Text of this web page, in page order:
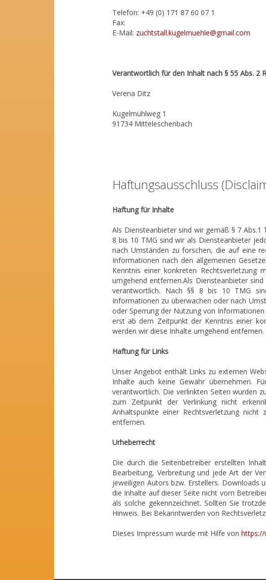
Telefon: +49 (0) 171 87 60 07 1
Fax:
E-Mail: zuchtstall.kugelmuehle@gmail.com
Verantwortlich für den Inhalt nach § 55 Abs. 2
Verena Ditz
Kugelmühlweg 1
91734 Mitteleschenbach
Haftungsausschluss
Haftung für Inhalte
Als Diensteanbieter sind wir gemäß § 7
8 bis 10 TMG sind wir als Diensteanbieter
nach Umständen zu forschen, die auf eine
Informationen nach den allgemeinen
Kenntnis einer konkreten Rechtsverletzung
umgehend entfernen.Als Diensteanbieter
verantwortlich. Nach §§ 8 bis 10 TMG
Informationen zu überwachen oder nach
oder Sperrung der Nutzung von
erst ab dem Zeitpunkt der Kenntnis einer
werden wir diese Inhalte umgehend entfernen.
Haftung für Links
Unser Angebot enthält Links zu externen
Inhalte auch keine Gewähr übernehmen.
verantwortlich. Die verlinkten Seiten wurden
zum Zeitpunkt der Verlinkung nicht
Anhaltspunkte einer Rechtsverletzung
entfernen.
Urheberrecht
Die durch die Seitenbetreiber erstellten
Bearbeitung, Verbreitung und jede Art der
jeweiligen Autors bzw. Erstellers. Downloads
die Inhalte auf dieser Seite nicht vom
als solche gekennzeichnet. Sollten Sie
Hinweis. Bei Bekanntwerden von
Dieses Impressum wurde mit Hilfe von https://